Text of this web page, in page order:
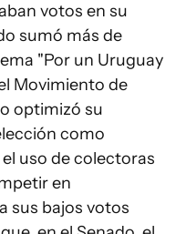
votos en su
sumó más de
"Por un Uruguay
Movimiento de
optimizó su
como
uso de colectoras
en
sus bajos votos